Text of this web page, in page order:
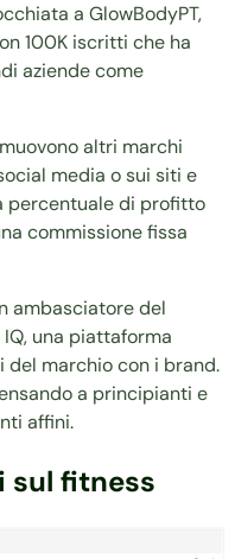
a GlowBodyPT,
100K iscritti che ha
aziende come
altri marchi
media o sui siti e
percentuale di profitto
commissione fissa
ambasciatore del
una piattaforma
marchio con i brand.
a principianti e
affini.
sul fitness